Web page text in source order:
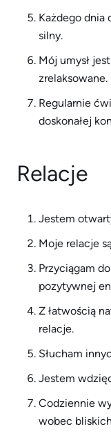
Każdego dnia
silny.
Mój umysł
zrelaksowane.
Regularnie
doskonałej
Relacje
Jestem
Moje relacje
Przyciągam
pozytywnej
Z łatwością
relacje.
Słucham
Jestem
Codziennie
wobec